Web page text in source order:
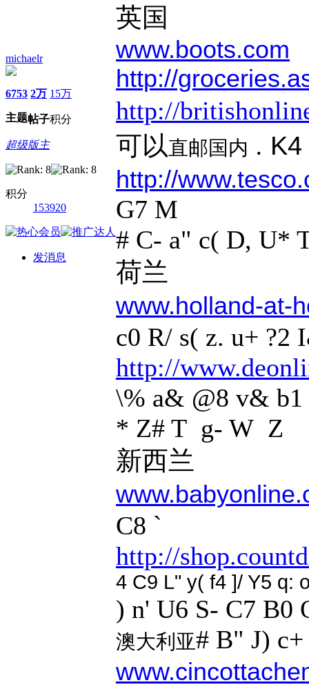
michaelr
6753
主题
2万
帖子
15万
积分
超级版主
积分
153920
发消息
英国
www.boots.com
http://
http://
可以直邮国内 .
http://
G7 M
# C- a" c( D, U*
荷兰
www.holland-at-
c0 R/ s( z. u+ ?2
http://
\% a& @8 v& b1
* Z# T g- W Z
新西兰
C8 `
http://
4 C9 L" y( f4 ]/ Y5 q:
) n' U6 S- C7
澳大利亚# B" J)